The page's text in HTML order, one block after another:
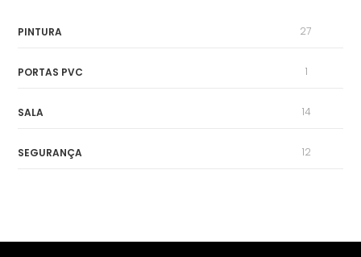
PINTURA 27
PORTAS PVC 1
SALA 14
SEGURANÇA 12